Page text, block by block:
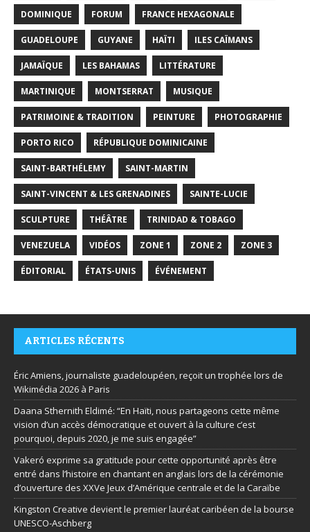
DOMINIQUE FORUM FRANCE HEXAGONALE
GUADELOUPE GUYANE HAÏTI ILES CAÏMANS
JAMAÏQUE LES BAHAMAS LITTÉRATURE
MARTINIQUE MONTSERRAT MUSIQUE
PATRIMOINE & TRADITION PEINTURE PHOTOGRAPHIE
PORTO RICO RÉPUBLIQUE DOMINICAINE
SAINT-BARTHÉLEMY SAINT-MARTIN
SAINT-VINCENT & LES GRENADINES SAINTE-LUCIE
SCULPTURE THÉÂTRE TRINIDAD & TOBAGO
VENEZUELA VIDÉOS ZONE 1 ZONE 2 ZONE 3
ÉDITORIAL ÉTATS-UNIS ÉVÉNEMENT
ARTICLES RÉCENTS
Éric Amiens, journaliste guadeloupéen, reçoit un trophée lors de
Wikimédia 2026 à Paris
Daana Sthernith Eldimé: “En Haïti, nous partageons cette même
vision d’un accès démocratique et ouvert à la culture c’est
pourquoi, depuis 2020, je me suis engagée”
Vakeró exprime sa gratitude pour cette opportunité après être
entré dans l’histoire en chantant en anglais lors de la cérémonie
d’ouverture des XXVe Jeux d’Amérique centrale et de la Caraïbe
Kingston Creative devient le premier lauréat caribéen de la bourse
UNESCO-Aschberg